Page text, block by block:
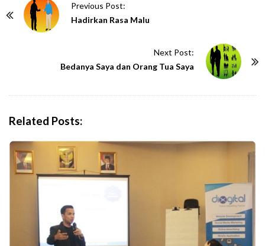
Previous Post:
Hadirkan Rasa Malu
Next Post:
Bedanya Saya dan Orang Tua Saya
Related Posts: